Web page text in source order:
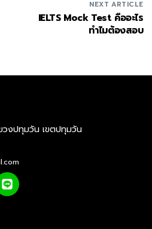
NEXT ARTICLE
IELTS Mock Test คืออะไร
ทำไมต้องสอบ
วงปทุมวัน เขตปทุมวัน